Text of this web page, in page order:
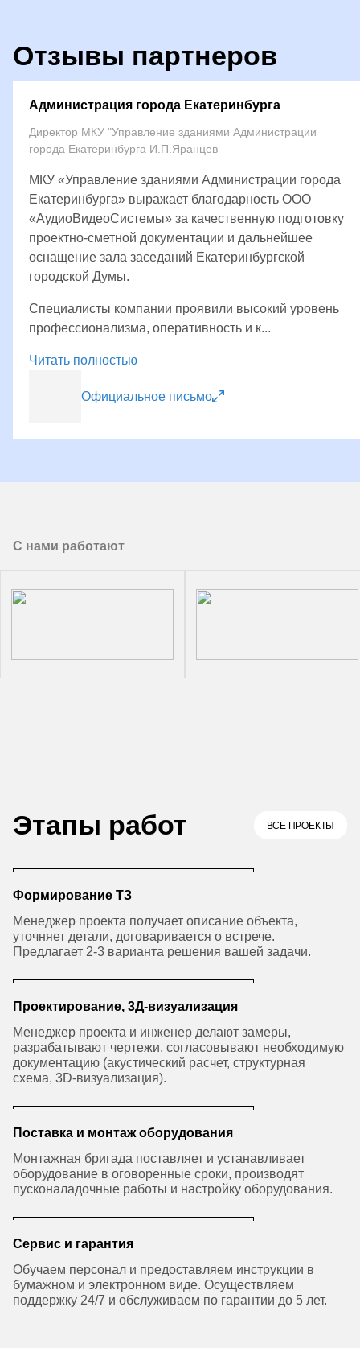
Отзывы партнеров
Администрация города Екатеринбурга
Директор МКУ "Управление зданиями Администрации
города Екатеринбурга И.П.Яранцев
МКУ «Управление зданиями Администрации города
Екатеринбурга» выражает благодарность ООО
«АудиоВидеоСистемы» за качественную подготовку
проектно-сметной документации и дальнейшее
оснащение зала заседаний Екатеринбургской
городской Думы.
Специалисты компании проявили высокий уровень
профессионализма, оперативность и к...
Читать полностью
Официальное письмо
С нами работают
Этапы работ ВСЕ ПРОЕКТЫ
Формирование ТЗ
Менеджер проекта получает описание объекта,
уточняет детали, договаривается о встрече.
Предлагает 2-3 варианта решения вашей задачи.
Проектирование, 3Д-визуализация
Менеджер проекта и инженер делают замеры,
разрабатывают чертежи, согласовывают необходимую
документацию (акустический расчет, структурная
схема, 3D-визуализация).
Поставка и монтаж оборудования
Монтажная бригада поставляет и устанавливает
оборудование в оговоренные сроки, производят
пусконаладочные работы и настройку оборудования.
Сервис и гарантия
Обучаем персонал и предоставляем инструкции в
бумажном и электронном виде. Осуществляем
поддержку 24/7 и обслуживаем по гарантии до 5 лет.